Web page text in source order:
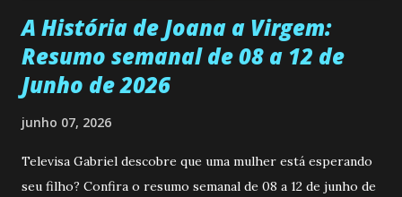
A História de Joana a Virgem:
Resumo semanal de 08 a 12 de
Junho de 2026
junho 07, 2026
Televisa Gabriel descobre que uma mulher está esperando
seu filho? Confira o resumo semanal de 08 a 12 de junho de